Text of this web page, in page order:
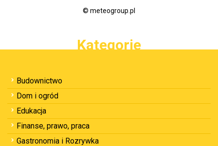
© meteogroup.pl
Kategorie
Budownictwo
Dom i ogród
Edukacja
Finanse, prawo, praca
Gastronomia i Rozrywka